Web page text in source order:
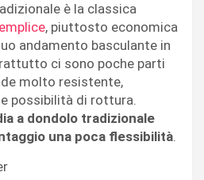
è la classica
, piuttosto economica
andamento basculante in
ci sono poche parti
molto resistente,
possibilità di rottura.
a dondolo tradizionale
una poca flessibilità.